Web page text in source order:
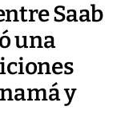
Saab
una
y